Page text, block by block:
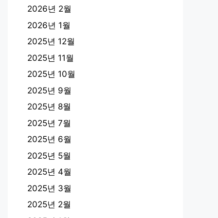
2026년 2월
2026년 1월
2025년 12월
2025년 11월
2025년 10월
2025년 9월
2025년 8월
2025년 7월
2025년 6월
2025년 5월
2025년 4월
2025년 3월
2025년 2월